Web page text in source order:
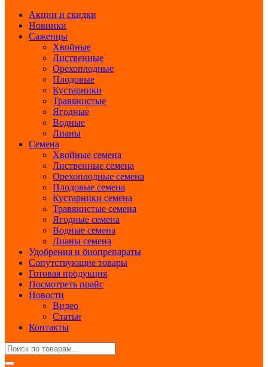
Акции и скидки
Новинки
Саженцы
Хвойные
Лиственные
Орехоплодные
Плодовые
Кустарники
Травянистые
Ягодные
Водные
Лианы
Семена
Хвойные семена
Лиственные семена
Орехоплодные семена
Плодовые семена
Кустарники семена
Травянистые семена
Ягодные семена
Водные семена
Лианы семена
Удобрения и биопрепараты
Сопутствующие товары
Готовая продукция
Посмотреть прайс
Новости
Видео
Статьи
Контакты
Search
for: